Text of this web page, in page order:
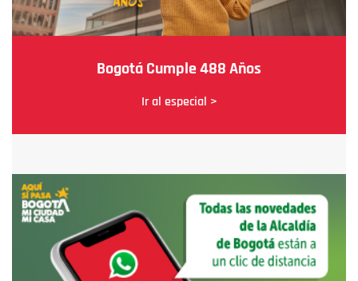
Bogotá Cumple 488 Años
Ir al especial >